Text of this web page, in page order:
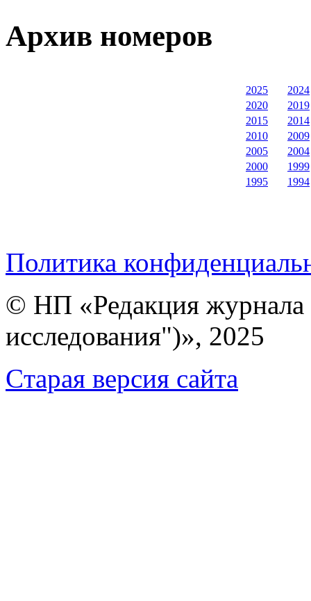
Архив номеров
2025
2024
2020
2019
2015
2014
2010
2009
2005
2004
2000
1999
1995
1994
Политика
© НП «Редакция
исследования")», 2025
Cтарая версия сайта